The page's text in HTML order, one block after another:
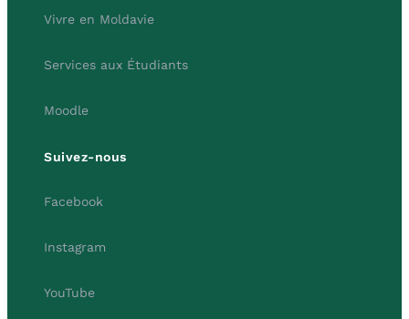
Vivre en Moldavie
Services aux Étudiants
Moodle
Suivez-nous
Facebook
Instagram
YouTube